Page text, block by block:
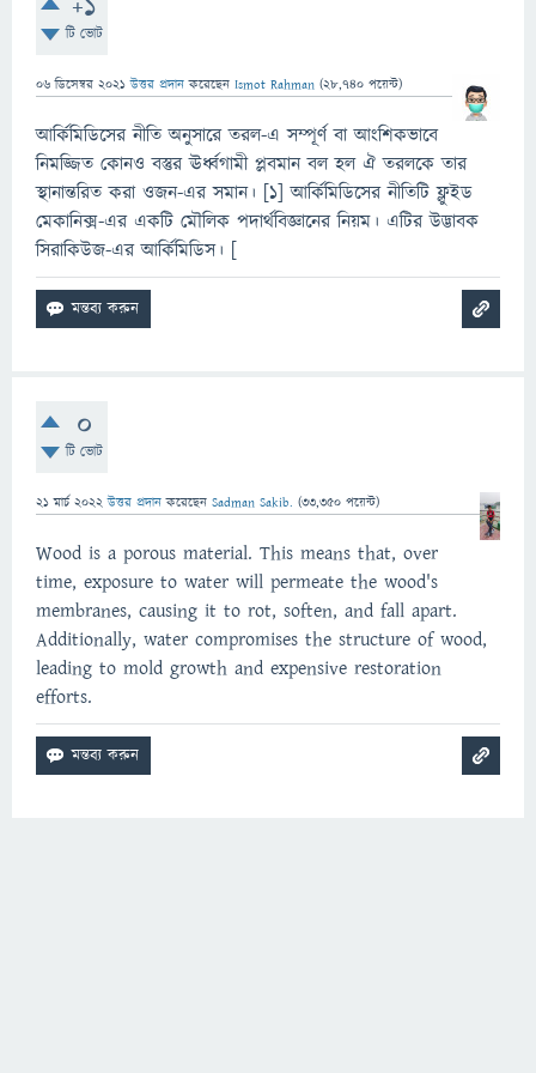
টি ভোট
06 ডিসেম্বর 2021 উত্তর প্রদান করেছেন Ismot Rahman (28,740 পয়েন্ট)
আর্কিমিডিসের নীতি অনুসারে তরল-এ সম্পূর্ণ বা আংশিকভাবে
নিমজ্জিত কোনও বস্তুর ঊর্ধ্বগামী প্লবমান বল হল ঐ তরলকে তার
স্থানান্তরিত করা ওজন-এর সমান। [১] আর্কিমিডিসের নীতিটি ফ্লুইড
মেকানিক্স-এর একটি মৌলিক পদার্থবিজ্ঞানের নিয়ম। এটির উদ্ভাবক
সিরাকিউজ-এর আর্কিমিডিস। [
0
টি ভোট
21 মার্চ 2022 উত্তর প্রদান করেছেন Sadman Sakib. (33,350 পয়েন্ট)
Wood is a porous material. This means that, over
time, exposure to water will permeate the wood's
membranes, causing it to rot, soften, and fall apart.
Additionally, water compromises the structure of wood,
leading to mold growth and expensive restoration
efforts.